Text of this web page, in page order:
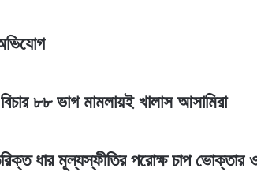
৮৮ ভাগ মামলায়ই খালাস আসামিরা
ধার মূল্যস্ফীতির পরোক্ষ চাপ ভোক্তার